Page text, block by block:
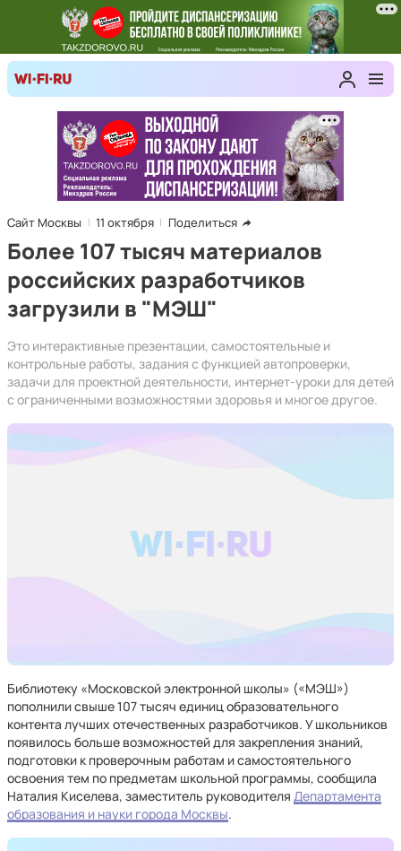
Сайт Москвы 11 октября Поделиться
Более 107 тысяч материалов
российских разработчиков
загрузили в "МЭШ"
Это интерактивные презентации, самостоятельные и
контрольные работы, задания с функцией автопроверки,
задачи для проектной деятельности, интернет-уроки для детей
с ограниченными возможностями здоровья и многое другое.
Библиотеку «Московской электронной школы» («МЭШ»)
пополнили свыше 107 тысяч единиц образовательного
контента лучших отечественных разработчиков. У школьников
появилось больше возможностей для закрепления знаний,
подготовки к проверочным работам и самостоятельного
освоения тем по предметам школьной программы, сообщила
Наталия Киселева, заместитель руководителя Департамента
образования и науки города Москвы.